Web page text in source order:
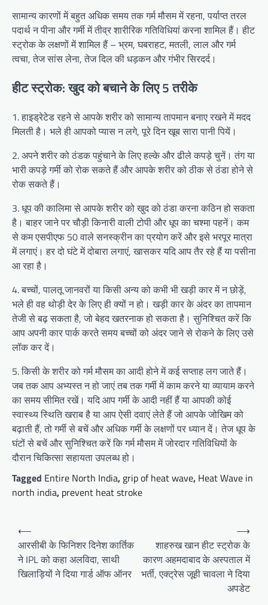
सामान्य कारणों में बहुत अधिक समय तक गर्म मौसम में रहना, पर्याप्त तरल
पदार्थ न पीना और गर्मी में तीव्र शारीरिक गतिविधियां करना शामिल हैं। हीट
स्ट्रोक के लक्षणों में शामिल हैं – भ्रम, घबराहट, मतली, लाल और गर्म
त्वचा, तेज सांस लेना, तेज दिल की धड़कन और गंभीर सिरदर्द।
हीट स्ट्रोक: खुद को बचाने के लिए 5 तरीके
1. हाइड्रेटेड रहने से आपके शरीर को सामान्य तापमान बनाए रखने में मदद
मिलती है। भले ही आपको प्यास न लगे, पूरे दिन खूब सारा पानी पियें।
2. अपने शरीर को ठंडक पहुंचाने के लिए हल्के और ढीले कपड़े चुनें। तंग या
भारी कपड़े गर्मी को रोक सकते हैं और आपके शरीर को ठीक से ठंडा होने से
रोक सकते हैं।
3. धूप की कालिमा से आपके शरीर को खुद को ठंडा करना कठिन हो सकता
है। बाहर जाने पर चौड़ी किनारी वाली टोपी और धूप का चश्मा पहनें। कम
से कम एसपीएफ 50 वाले सनस्क्रीन का प्रयोग करें और इसे भरपूर मात्रा
में लगाएं। हर दो घंटे में दोबारा लगाएं, खासकर यदि आप तैर रहे हैं या पसीना
आ रहा है।
4. बच्चों, पालतू जानवरों या किसी अन्य को कभी भी खड़ी कार में न छोड़ें,
भले ही वह थोड़ी देर के लिए ही क्यों न हो। खड़ी कार के अंदर का तापमान
तेजी से बढ़ सकता है, जो बेहद खतरनाक हो सकता है। सुनिश्चित करें कि
आप अपनी कार पार्क करते समय बच्चों को अंदर जाने से रोकने के लिए उसे
लॉक कर दें।
5. किसी के शरीर को गर्म मौसम का आदी होने में कई सप्ताह लग जाते हैं।
जब तक आप अभ्यस्त न हो जाएं तब तक गर्मी में काम करने या व्यायाम करने
का समय सीमित रखें। यदि आप गर्मी के आदी नहीं हैं या आपकी कोई
स्वास्थ्य स्थिति खराब है या आप ऐसी दवाएं लेते हैं जो आपके जोखिम को
बढ़ाती हैं, तो गर्मी से बचें और अधिक गर्मी के लक्षणों पर ध्यान दें। तेज धूप के
घंटों से बचें और सुनिश्चित करें कि गर्म मौसम में जोरदार गतिविधियों के
दौरान चिकित्सा सहायता उपलब्ध हो।
Tagged Entire North India, grip of heat wave, Heat Wave in
north india, prevent heat stroke
Post
navigation
⟵
आरसीबी के फिनिशर दिनेश कार्तिक
ने IPL को कहा अलविदा, साथी
खिलाड़ियों ने दिया गार्ड ऑफ ऑनर
शाहरुख खान हीट स्ट्रोक के
कारण अहमदाबाद के अस्पताल में
भर्ती, एक्ट्रेस जूही चावला ने दिया
अपडेट
⟶